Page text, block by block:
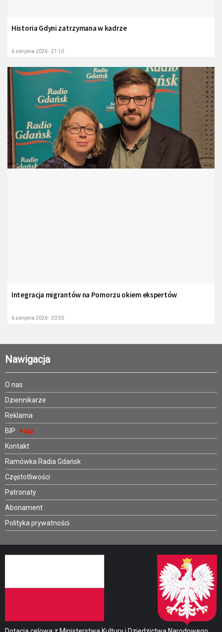
Historia Gdyni zatrzymana w kadrze
6 sierpnia 2026 - 21:10
Integracja migrantów na Pomorzu okiem ekspertów
6 sierpnia 2026 - 20:30
Nawigacja
O nas
Dziennikarze
Reklama
BIP
Kontakt
Ramówka Radia Gdańsk
Częstotliwości
Patronaty
Abonament
Polityka prywatności